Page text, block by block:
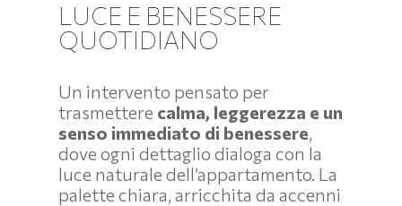
LUCE E BENESSERE
QUOTIDIANO
Un intervento pensato per
trasmettere calma, leggerezza e un
senso immediato di benessere,
dove ogni dettaglio dialoga con la
luce naturale dell’appartamento. La
palette chiara, arricchita da accenni